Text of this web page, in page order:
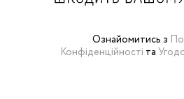
Ознайомитись з
Конфіденційності та